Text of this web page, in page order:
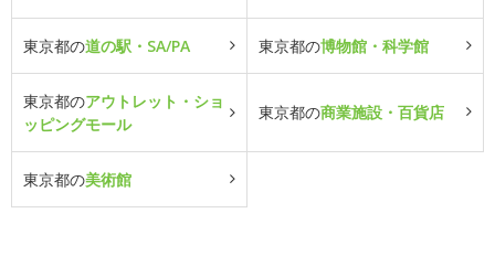
東京都の道の駅・SA/PA 東京都の博物館・科学館
東京都のアウトレット・ショ
ッピングモール
東京都の商業施設・百貨店
東京都の美術館